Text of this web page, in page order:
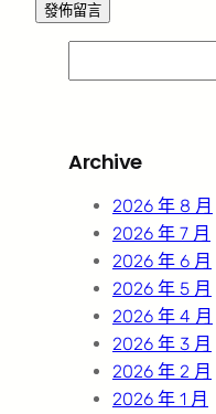
e
c
Archive
2026 年 8 月
2026 年 7 月
2026 年 6 月
2026 年 5 月
2026 年 4 月
2026 年 3 月
2026 年 2 月
2026 年 1 月